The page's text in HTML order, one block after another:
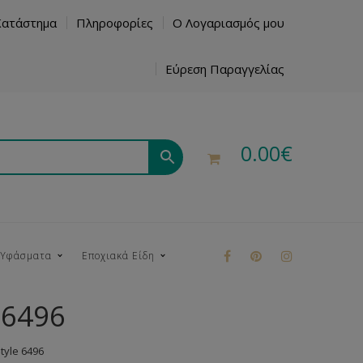
Πληροφορίες Ο Λογαριασμός μου
Εύρεση Παραγγελίας
0.00€
Εποχιακά Είδη
6496